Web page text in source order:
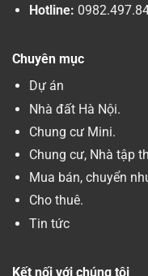
Hotline:
Chuyên mục
Dự án
Nhà đất Hà Nội.
Chung cư Mini.
Chung cư, Nhà tập
Mua bán, chuyển
Cho thuê.
Tin tức
Kết nối với chúng tôi